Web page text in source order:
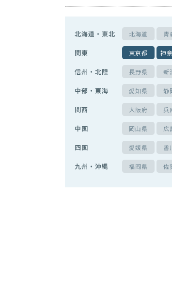
北海道・東北 北海道 青
関東 東京都 神
信州・北陸 長野県 新
中部・東海 愛知県 静
関西 大阪府 兵
中国 岡山県 広
四国 愛媛県 香
九州・沖縄 福岡県 佐